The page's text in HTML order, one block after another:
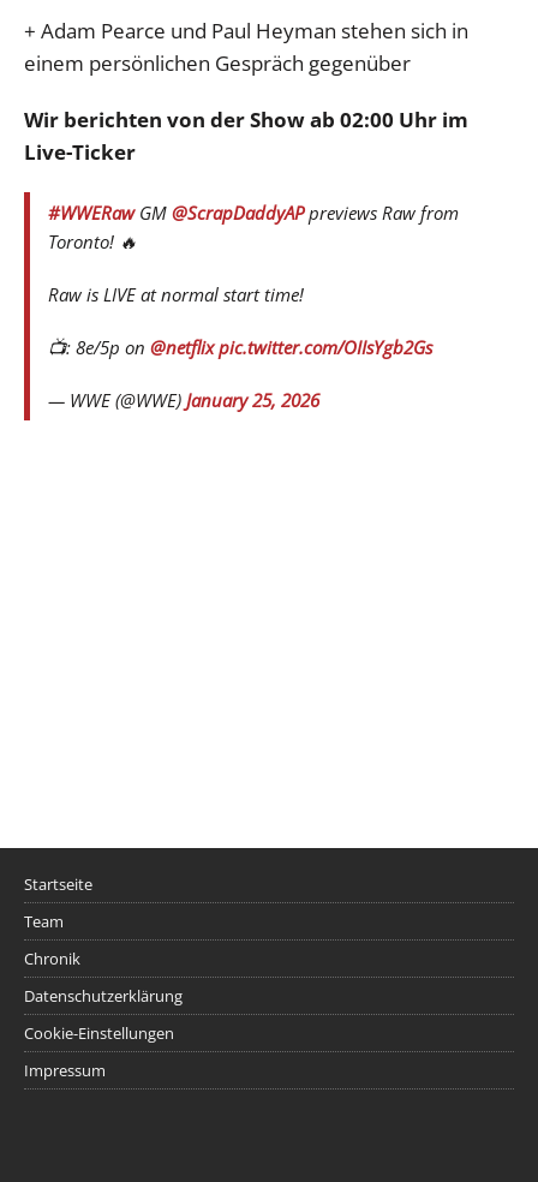
+ Adam Pearce und Paul Heyman stehen sich in
einem persönlichen Gespräch gegenüber
Wir berichten von der Show ab 02:00 Uhr im
Live-Ticker
#WWERawGM @ScrapDaddyAPpreviews Raw from
Toronto! 🔥
Raw is LIVE at normal start time!
📺: 8e/5p on @netflix pic.twitter.com/OIIsYgb2Gs
— WWE (@WWE) January 25, 2026
Startseite
Team
Chronik
Datenschutzerklärung
Cookie-Einstellungen
Impressum